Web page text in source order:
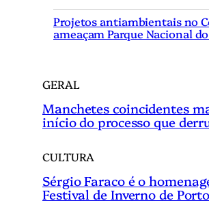
Projetos antiambientais no
ameaçam Parque Nacional
GERAL
Manchetes coincidentes
início do processo que
CULTURA
Sérgio Faraco é o
Festival de Inverno de